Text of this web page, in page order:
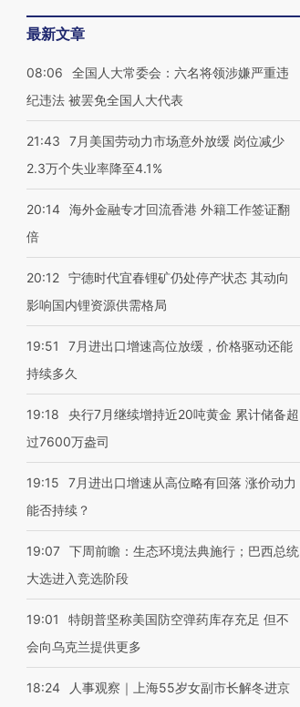
最新文章
08:06
全国人大常委会：六名将领涉嫌严重违
纪违法 被罢免全国人大代表
21:43
7月美国劳动力市场意外放缓 岗位减少
2.3万个失业率降至4.1%
20:14 海外金融专才回流香港 外籍工作签证翻
倍
20:12 宁德时代宜春锂矿仍处停产状态 其动向
影响国内锂资源供需格局
19:51
7月进出口增速高位放缓，价格驱动还能
持续多久
19:18
央行7月继续增持近20吨黄金 累计储备超
过7600万盎司
19:15
7月进出口增速从高位略有回落 涨价动力
能否持续？
19:07 下周前瞻：生态环境法典施行；巴西总统
大选进入竞选阶段
19:01
特朗普坚称美国防空弹药库存充足 但不
会向乌克兰提供更多
18:24 人事观察｜上海55岁女副市长解冬进京